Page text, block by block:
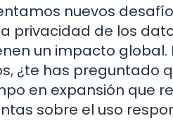
nuevos
privacidad de los
un impacto
¿te has preguntado
en expansión que
sobre el uso